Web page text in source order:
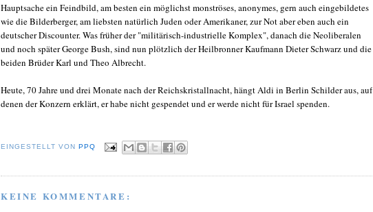
Hauptsache ein Feindbild, am besten ein möglichst monströses, anonymes, gern auch eingebildetes
wie die Bilderberger, am liebsten natürlich Juden oder Amerikaner, zur Not aber eben auch ein
deutscher Discounter. Was früher der "militärisch-industrielle Komplex", danach die Neoliberalen
und noch später George Bush, sind nun plötzlich der Heilbronner Kaufmann Dieter Schwarz und die
beiden Brüder Karl und Theo Albrecht.
Heute, 70 Jahre und drei Monate nach der Reichskristallnacht, hängt Aldi in Berlin Schilder aus, auf
denen der Konzern erklärt, er habe nicht gespendet und er werde nicht für Israel spenden.
EINGESTELLT VON PPQ
KEINE KOMMENTARE: